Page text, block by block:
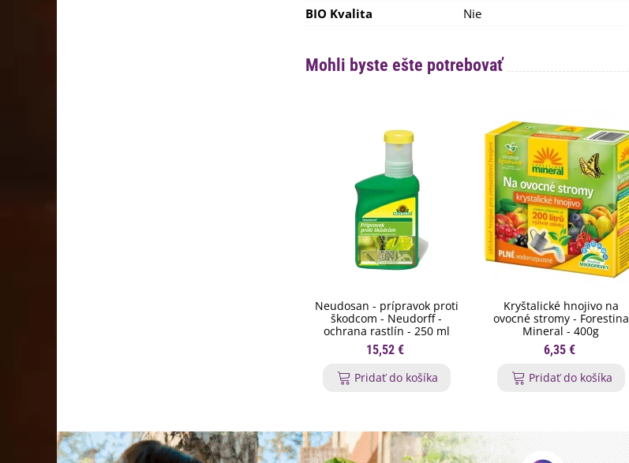
BIO Kvalita
Nie
Mohli byste ešte potrebovať
Neudosan - prípravok proti
škodcom - Neudorff -
ochrana rastlín - 250 ml
15,52 €
Pridať do košíka
Kryštalické hnojivo na
ovocné stromy - Forestina
Mineral - 400g
6,35 €
Pridať do košíka